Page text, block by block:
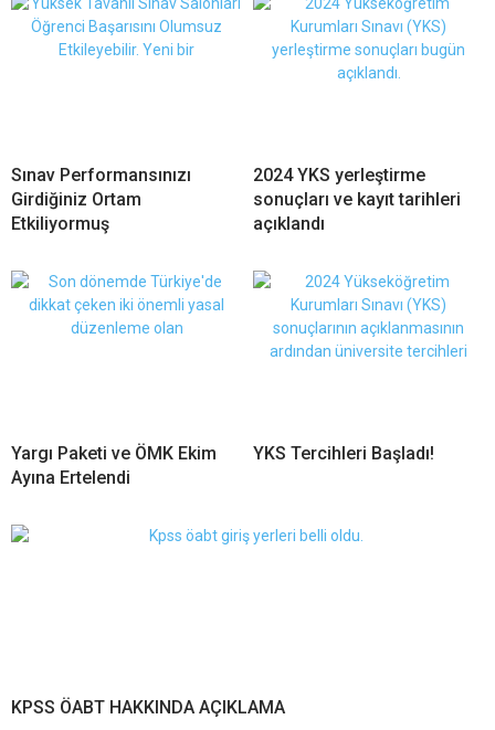
Sınav Performansınızı
Girdiğiniz Ortam
Etkiliyormuş
2024 YKS yerleştirme
sonuçları ve kayıt tarihleri
açıklandı
Yargı Paketi ve ÖMK Ekim
Ayına Ertelendi
YKS Tercihleri Başladı!
KPSS ÖABT HAKKINDA AÇIKLAMA